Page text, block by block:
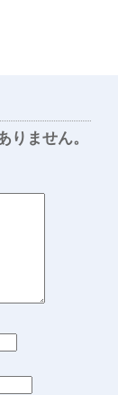
りません。